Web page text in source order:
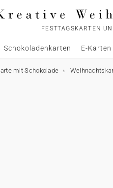
FESTTAGSKARTEN
Schokoladenkarten E-Karten
mit Schokolade